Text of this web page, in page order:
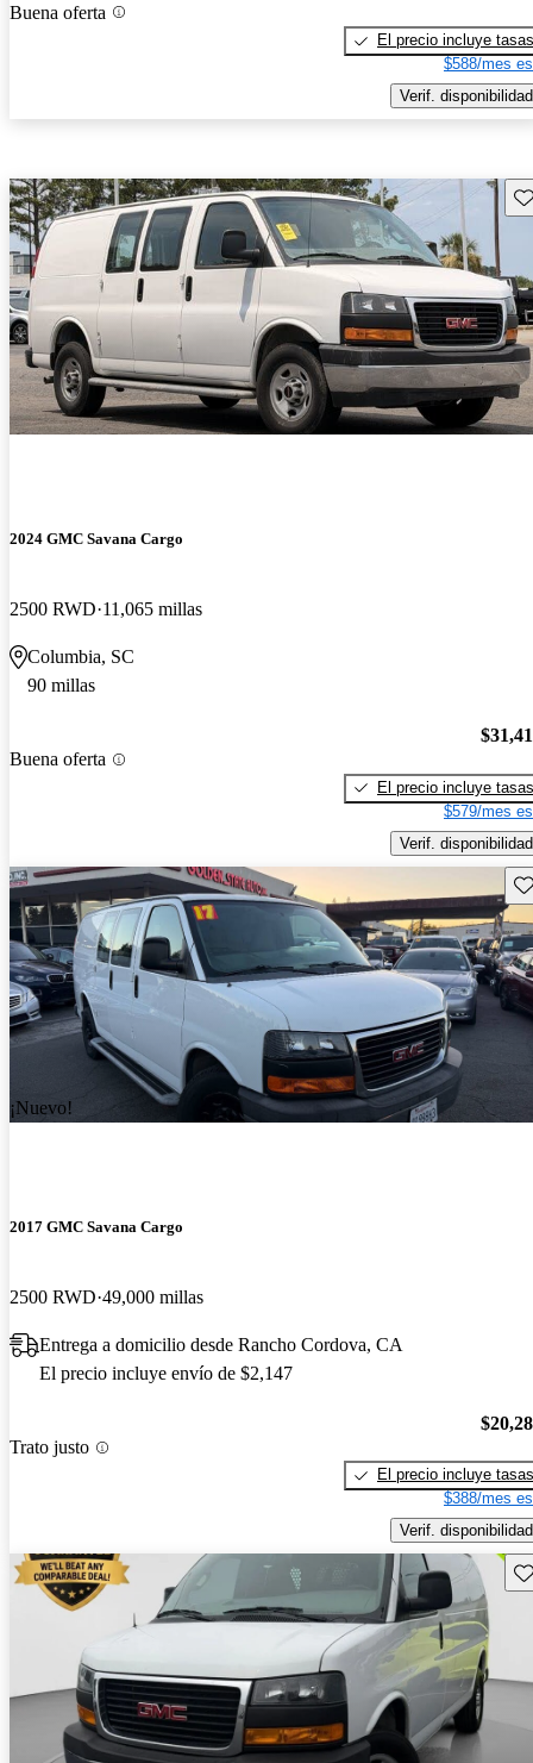
Buena oferta
El precio incluye tasas
$588/mes
Verif. disponibilidad
2024 GMC Savana Cargo
2500 RWD 11,065 millas
Columbia, SC
90 millas
Buena oferta
El precio incluye tasas
$579/mes
Verif. disponibilidad
¡Nuevo!
2017 GMC Savana Cargo
2500 RWD 49,000 millas
Entrega a domicilio desde Rancho Cordova, CA
El precio incluye envío de $2,147
Trato justo
El precio incluye tasas
$388/mes
Verif. disponibilidad